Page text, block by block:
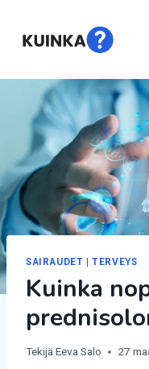
sisältöön
SAIRAUDET |TERVEYS
Kuinka
Tekijä Eeva Salo 27